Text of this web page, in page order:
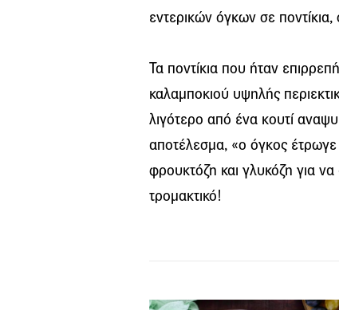
εντερικών όγκων σε
Τα ποντίκια που ήταν
καλαμποκιού υψηλής
λιγότερο από ένα κουτί
αποτέλεσμα, «ο όγκος
φρουκτόζη και γλυκόζη για
τρομακτικό!